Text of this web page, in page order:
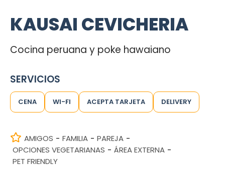
KAUSAI CEVICHERIA
Cocina peruana y poke hawaiano
SERVICIOS
CENA WI-FI ACEPTA TARJETA DELIVERY
AMIGOS - FAMILIA - PAREJA -
OPCIONES VEGETARIANAS - ÁREA EXTERNA -
PET FRIENDLY